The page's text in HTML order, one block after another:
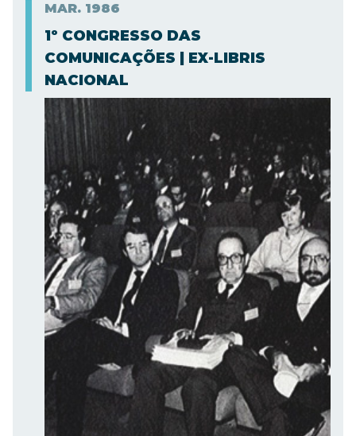
MAR. 1986
1º CONGRESSO DAS
COMUNICAÇÕES | EX-LIBRIS
NACIONAL